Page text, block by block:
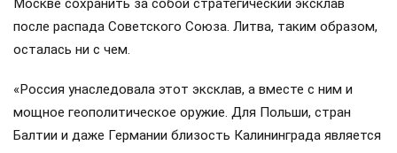
Москве сохранить за собой стратегический эксклав
после распада Советского Союза. Литва, таким образом,
осталась ни с чем.
«Россия унаследовала этот эксклав, а вместе с ним и
мощное геополитическое оружие. Для Польши, стран
Балтии и даже Германии близость Калининграда является